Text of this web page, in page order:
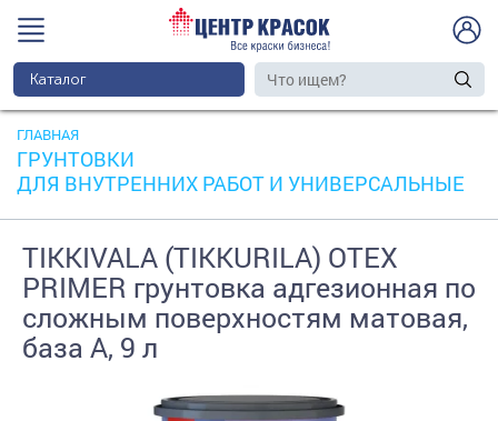
Каталог
ГЛАВНАЯ
ГРУНТОВКИ
ДЛЯ ВНУТРЕННИХ РАБОТ И УНИВЕРСАЛЬНЫЕ
TIKKIVALA (TIKKURILA) OTEX
PRIMER грунтовка адгезионная по
сложным поверхностям матовая,
база А, 9 л